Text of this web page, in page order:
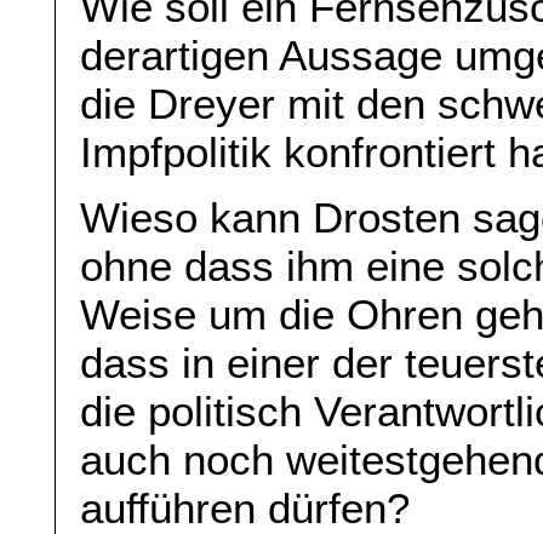
derartigen Aussage
die Dreyer mit den
Impfpolitik konfrontiert
Wieso kann Drosten
ohne dass ihm eine
Weise um die Ohren
dass in einer der
die politisch
auch noch
aufführen dürfen?